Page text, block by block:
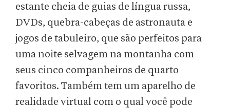
estante cheia de guias de língua russa,
DVDs, quebra-cabeças de astronauta e
jogos de tabuleiro, que são perfeitos para
uma noite selvagem na montanha com
seus cinco companheiros de quarto
favoritos. Também tem um aparelho de
realidade virtual com o qual você pode